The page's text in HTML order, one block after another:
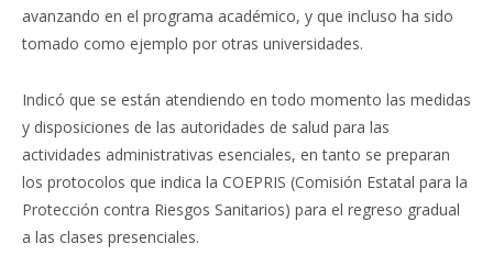
avanzando en el programa académico, y que incluso ha sido
tomado como ejemplo por otras universidades.
Indicó que se están atendiendo en todo momento las medidas
y disposiciones de las autoridades de salud para las
actividades administrativas esenciales, en tanto se preparan
los protocolos que indica la COEPRIS (Comisión Estatal para la
Protección contra Riesgos Sanitarios) para el regreso gradual
a las clases presenciales.